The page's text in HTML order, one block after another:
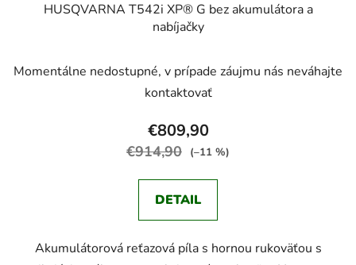
HUSQVARNA T542i XP® G bez akumulátora a
nabíjačky
Momentálne nedostupné, v prípade záujmu nás neváhajte
kontaktovať
€809,90
€914,90 (–11 %)
DETAIL
Akumulátorová reťazová píla s hornou rukoväťou s